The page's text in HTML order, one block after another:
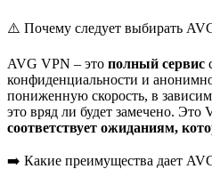
⚠️ Почему следует выбирать
AVG VPN – это полный сервис
конфиденциальности и
пониженную скорость, в
это вряд ли будет замечено.
соответствует ожиданиям,
➡️ Какие преимущества дает